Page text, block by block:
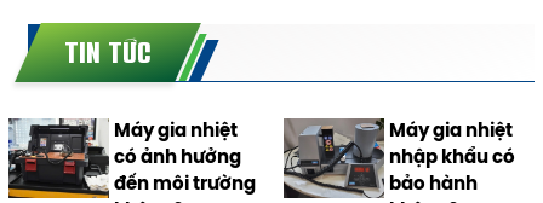
TIN TỨC
Máy gia nhiệt
có ảnh hưởng
đến môi trường
Máy gia nhiệt
nhập khẩu có
bảo hành